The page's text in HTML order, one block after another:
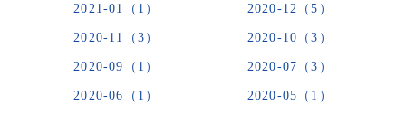
2021-01（1） 2020-12（5）
2020-11（3） 2020-10（3）
2020-09（1） 2020-07（3）
2020-06（1） 2020-05（1）